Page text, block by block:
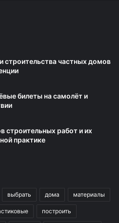
строительства частных домов
билеты на самолёт и
строительных работ и их
практике
выбрать дома материалы
построить